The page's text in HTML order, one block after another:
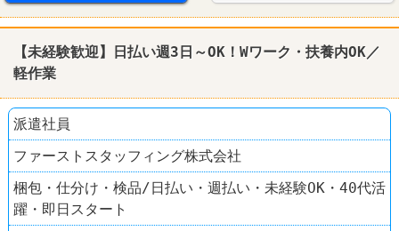
車・バイク通勤可 髪型自由 学歴不問
60代以上活躍
【未経験歓迎】日払い週3日～OK！Wワーク・扶養内OK／
軽作業
派遣社員
ファーストスタッフィング株式会社
梱包・仕分け・検品/日払い・週払い・未経験OK・40代活
躍・即日スタート